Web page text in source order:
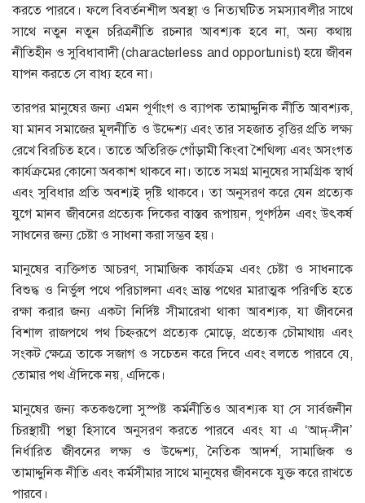
করতে পারবে। ফলে বিবর্তনশীল অবস্থা ও নিত্যঘটিত সমস্যাবলীর সাথে
সাথে নতুন নতুন চরিত্রনীতি রচনার আবশ্যক হবে না, অন্য কথায়
নীতিহীন ও সুবিধাবাদী (characterless and opportunist) হয়ে জীবন
যাপন করতে সে বাধ্য হবে না।
তারপর মানুষের জন্য এমন পূর্ণাংগ ও ব্যাপক তামাদ্দুনিক নীতি আবশ্যক,
যা মানব সমাজের মূলনীতি ও উদ্দেশ্য এবং তার সহজাত বৃত্তির প্রতি লক্ষ্য
রেখে বিরচিত হবে। তাতে অতিরিক্ত গোঁড়ামী কিংবা শৈথিল্য এবং অসংগত
কার্যক্রমের কোনো অবকাশ থাকবে না। তাতে সমগ্র মানুষের সামগ্রিক স্বার্থ
এবং সুবিধার প্রতি অবশ্যই দৃষ্টি থাকবে। তা অনুসরণ করে যেন প্রত্যেক
যুগে মানব জীবনের প্রত্যেক দিকের বাস্তব রূপায়ন, পূণর্গঠন এবং উৎকর্ষ
সাধনের জন্য চেষ্টা ও সাধনা করা সম্ভব হয়।
মানুষের ব্যক্তিগত আচরণ, সামাজিক কার্যক্রম এবং চেষ্টা ও সাধনাকে
বিশুদ্ধ ও নির্ভুল পথে পরিচালনা এবং ভ্রান্ত পথের মারাত্মক পরিণতি হতে
রক্ষা করার জন্য একটা নির্দিষ্ট সীমারেখা থাকা আবশ্যক, যা জীবনের
বিশাল রাজপথে পথ চিহ্নরূপে প্রত্যেক মোড়ে, প্রত্যেক চৌমাথায় এবং
সংকট ক্ষেত্রে তাকে সজাগ ও সচেতন করে দিবে এবং বলতে পারবে যে,
তোমার পথ ঐদিকে নয়, এদিকে।
মানুষের জন্য কতকগুলো সুস্পষ্ট কর্মনীতিও আবশ্যক যা সে সার্বজনীন
চিরস্থায়ী পন্থা হিসাবে অনুসরণ করতে পারবে এবং যা এ ‘আদ্‌-দীন’
নির্ধারিত জীবনের লক্ষ্য ও উদ্দেশ্য, নৈতিক আদর্শ, সামাজিক ও
তামাদ্দুনিক নীতি এবং কর্মসীমার সাথে মানুষের জীবনকে যুক্ত করে রাখতে
পারবে।